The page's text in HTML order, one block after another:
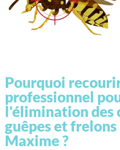
Pourquoi
professionnel
l'élimination des
guêpes et frelons
Maxime ?